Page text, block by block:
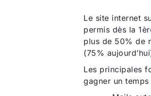
Le site internet
permis dès la
plus de 50% de
(75%
Les principales
gagner un